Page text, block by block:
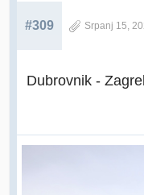
#309 Srpanj 15,
Dubrovnik -